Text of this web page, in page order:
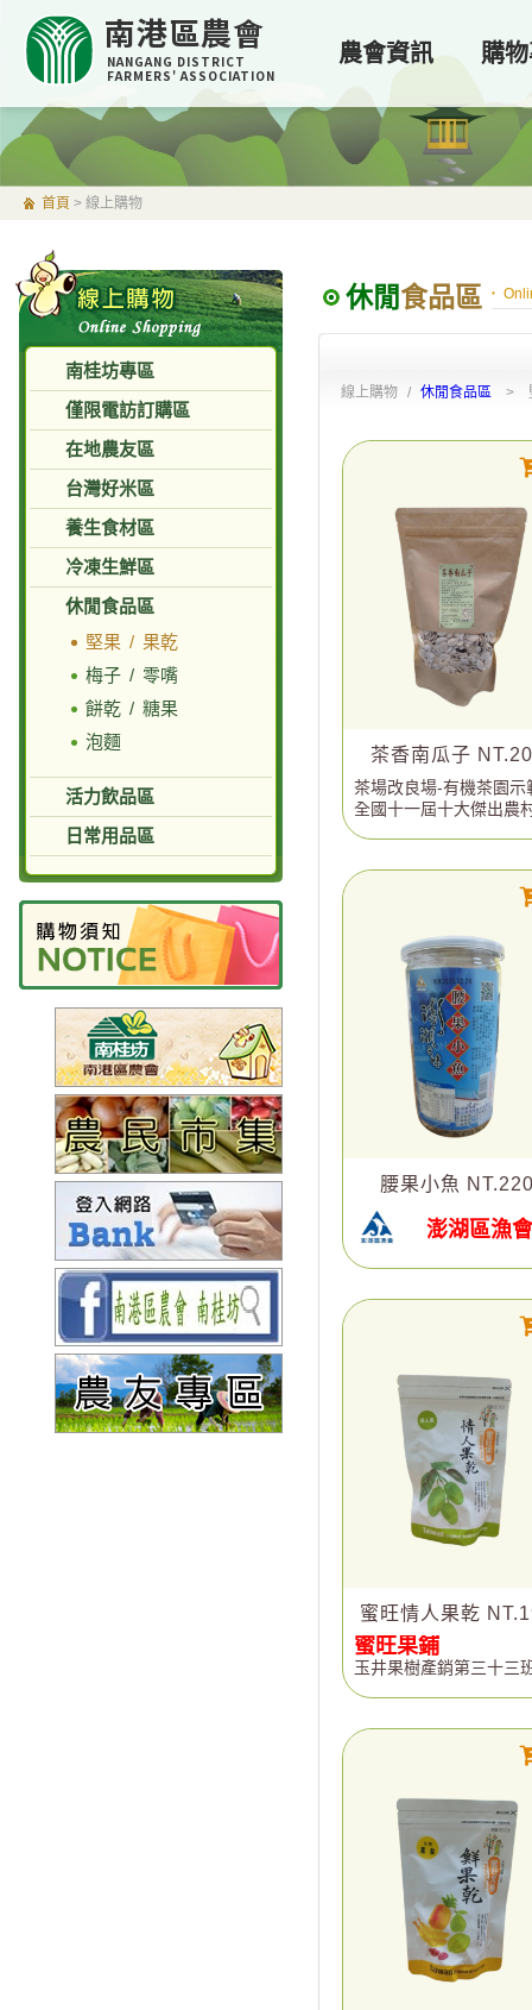
南港區農會
NANGANG DISTRICT
FARMERS' ASSOCIATION
農會資訊 購
首頁 > 線上購物
南桂坊專區
僅限電訪訂購區
在地農友區
台灣好米區
養生食材區
冷凍生鮮區
休閒食品區
堅果 / 果乾
梅子 / 零嘴
餅乾 / 糖果
泡麵
活力飲品區
日常用品區
休閒食品區
線上購物 /休閒食品區 >
茶香南瓜子
茶場改良場-有機茶園示
全國十一屆十大傑出農
年
頭等獎
苗栗縣包種烏龍茶技術
腰果小魚
澎湖區漁
蜜旺情人果乾
蜜旺果鋪
玉井果樹產銷第三十三
譽出品(吉園圃認證)